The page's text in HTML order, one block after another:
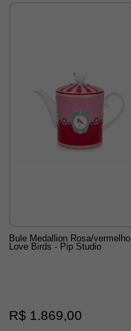
Bule Medallion Rosa/vermelho
Love Birds - Pip Studio
R$ 1.869,00